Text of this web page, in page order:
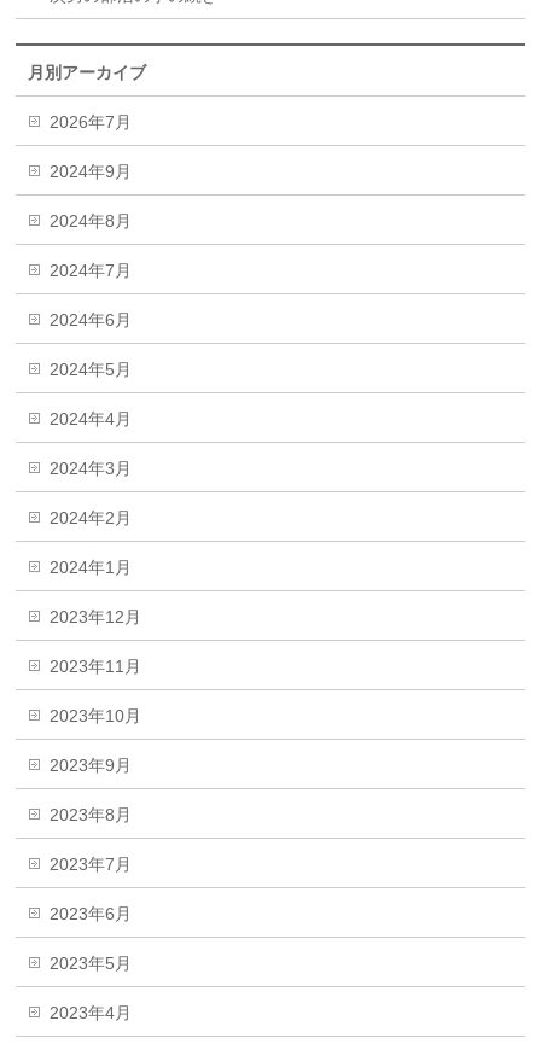
月別アーカイブ
2026年7月
2024年9月
2024年8月
2024年7月
2024年6月
2024年5月
2024年4月
2024年3月
2024年2月
2024年1月
2023年12月
2023年11月
2023年10月
2023年9月
2023年8月
2023年7月
2023年6月
2023年5月
2023年4月